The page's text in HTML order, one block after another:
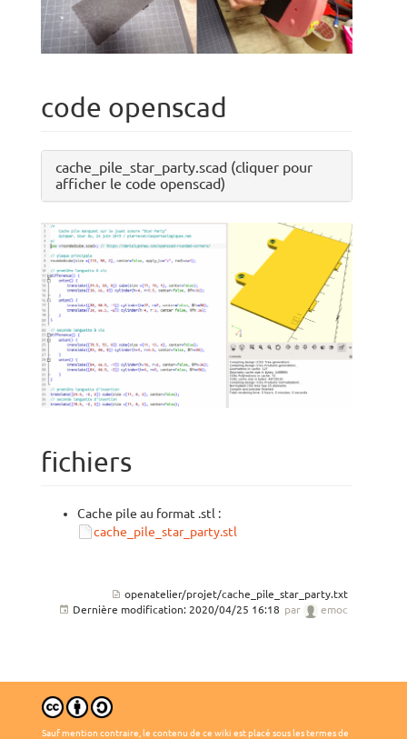
code openscad
cache_pile_star_party.scad (cliquer pour
afficher le code openscad)
fichiers
Cache pile au format .stl :
cache_pile_star_party.stl
openatelier/projet/cache_pile_star_party.txt
Dernière modification: 2020/04/25 16:18 par emoc
Sauf mention contraire, le contenu de ce wiki est placé sous les termes de